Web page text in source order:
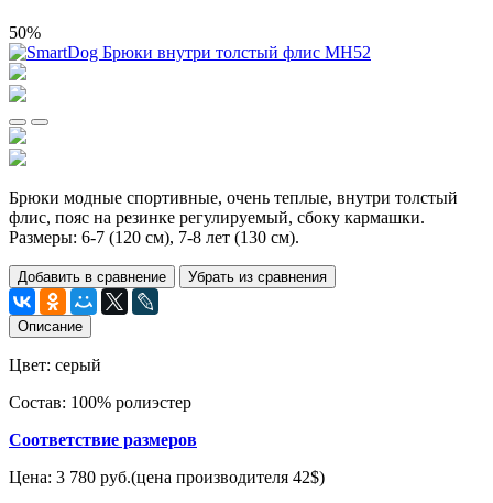
50%
Брюки модные спортивные, очень теплые, внутри толстый
флис, пояс на резинке регулируемый, сбоку кармашки.
Размеры: 6-7 (120 см), 7-8 лет (130 см).
Добавить в сравнение Убрать из сравнения
Описание
Цвет: серый
Состав: 100% ролиэстер
Соответствие размеров
Цена: 3 780 руб.(цена производителя 42$)